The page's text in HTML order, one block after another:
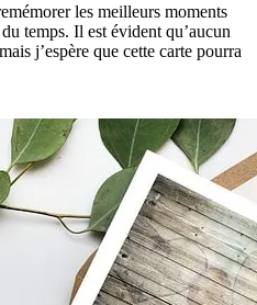
les meilleurs moments
temps. Il est évident qu’aucun
j’espère que cette carte pourra